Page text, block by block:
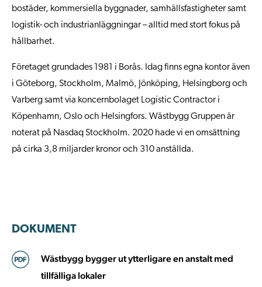
bostäder, kommersiella byggnader, samhällsfastigheter samt
logistik- och industrianläggningar – alltid med stort fokus på
hållbarhet.
Företaget grundades 1981 i Borås. Idag finns egna kontor även
i Göteborg, Stockholm, Malmö, Jönköping, Helsingborg och
Varberg samt via koncernbolaget Logistic Contractor i
Köpenhamn, Oslo och Helsingfors. Wästbygg Gruppen är
noterat på Nasdaq Stockholm. 2020 hade vi en omsättning
på cirka 3,8 miljarder kronor och 310 anställda.
DOKUMENT
Wästbygg bygger ut ytterligare en anstalt med
tillfälliga lokaler